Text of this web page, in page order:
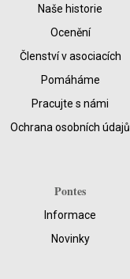
Naše historie
Ocenění
Členství v asociacích
Pomáháme
Pracujte s námi
Ochrana osobních údajů
Pontes
Informace
Novinky